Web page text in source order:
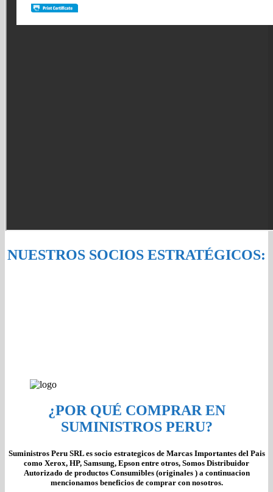
NUESTROS SOCIOS ESTRATÉGICOS:
¿POR QUÉ COMPRAR EN
SUMINISTROS PERU?
Suministros Peru SRL es socio estrategicos de Marcas Importantes del Pais
como Xerox, HP, Samsung, Epson entre otros, Somos Distribuidor
Autorizado de productos Consumibles (originales ) a continuacion
mencionamos beneficios de comprar con nosotros.